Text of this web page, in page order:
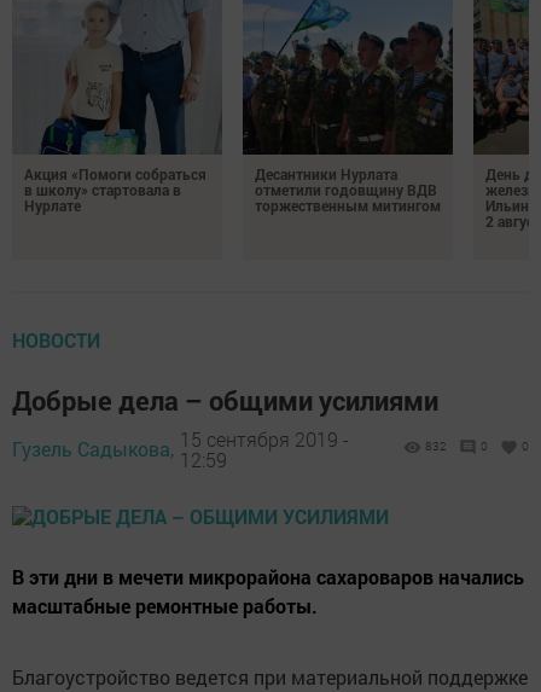
Акция «Помоги собраться
в школу» стартовала в
Нурлате
Десантники Нурлата
отметили годовщину ВДВ
торжественным митингом
День
Ильин
2
НОВОСТИ
Добрые дела – общими усилиями
Гузель Садыкова, 15 сентября 2019 -
12:59
832 0 0
В эти дни в мечети микрорайона сахароваров начались
масштабные ремонтные работы.
Благоустройство ведется при материальной поддержке